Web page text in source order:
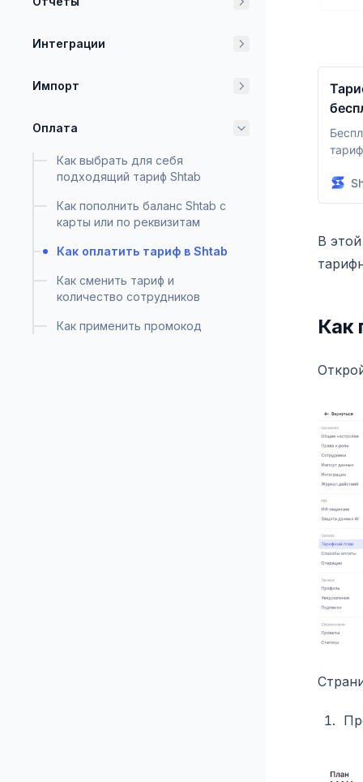
Интеграции
Импорт
Оплата
Как выбрать для себя
подходящий тариф Shtab
Как пополнить баланс Shtab с
карты или по реквизитам
Как оплатить тариф в Shtab
Как сменить тариф и
количество сотрудников
Как применить промокод
В
Как